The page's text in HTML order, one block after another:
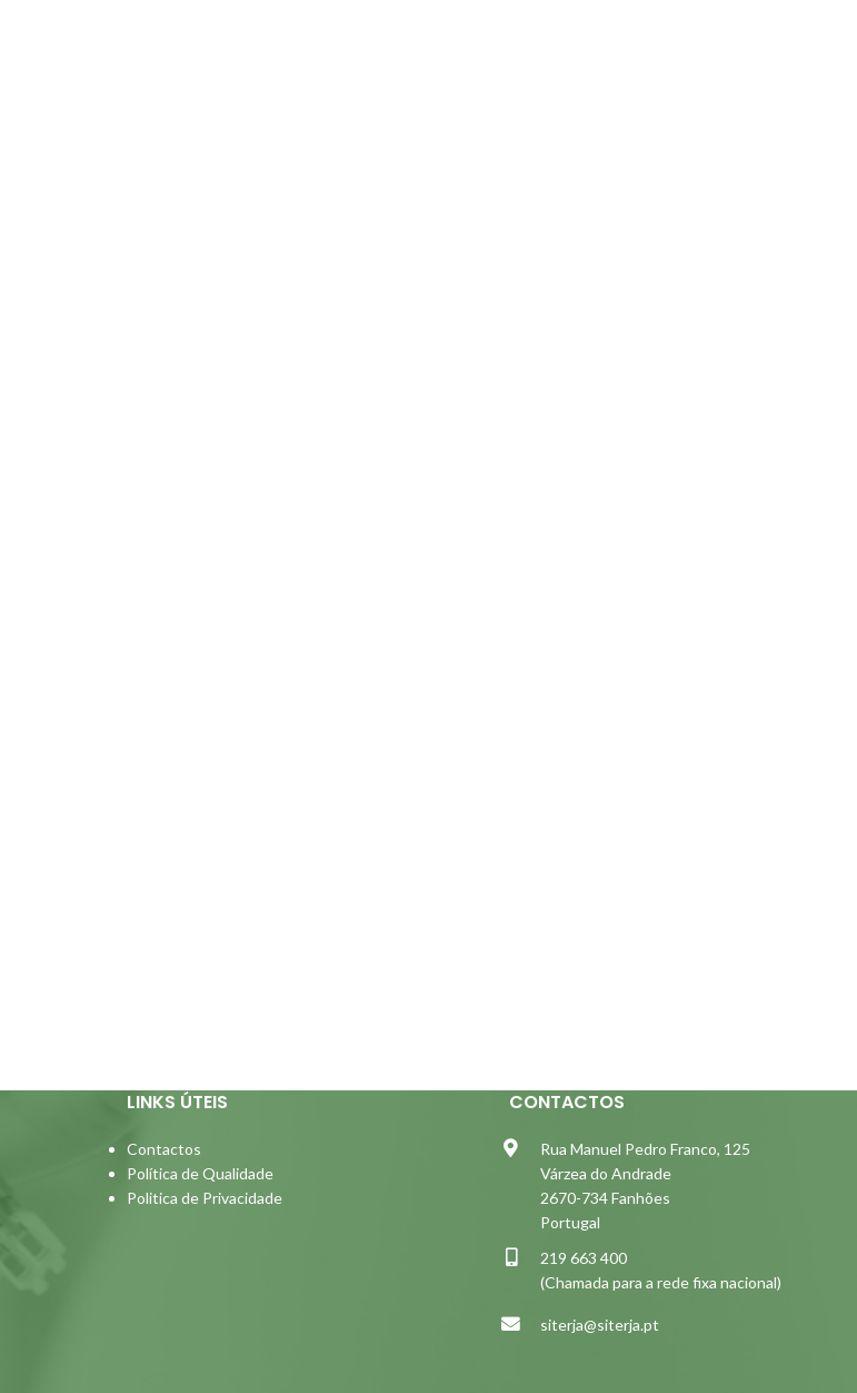
LINKS ÚTEIS
Contactos
Política de Qualidade
Politica de Privacidade
CONTACTOS
Rua Manuel Pedro Franco, 125
Várzea do Andrade
2670-734 Fanhões
Portugal
219 663 400
(Chamada para a rede fixa nacional)
siterja@siterja.pt